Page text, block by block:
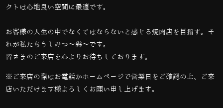
クトは心地良い空間に最適です。
お客様の人生の中でなくてはならないと感じる焼肉店を目指す。そ
れが私たちうしみつ～犇～です。
皆さまのご来店を心よりお待ちしております。
※ご来店の際はお電話かホームページで営業日をご確認の上、ご来
店いただけます様よろしくお願い申し上げます。